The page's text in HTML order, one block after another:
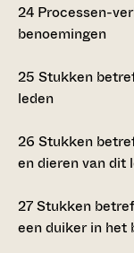
24 Processen-
benoemingen
25 Stukken
leden
26 Stukken
en dieren van dit
27Stukken
een duiker in het